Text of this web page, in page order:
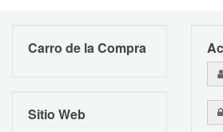
Carro de la Compra
Sitio Web